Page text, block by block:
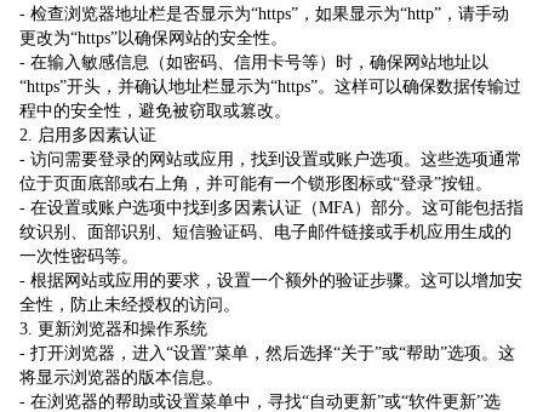
- 检查浏览器地址栏是否显示为“https”，如果显示为“http”，请手动
更改为“https”以确保网站的安全性。
- 在输入敏感信息（如密码、信用卡号等）时，确保网站地址以
“https”开头，并确认地址栏显示为“https”。这样可以确保数据传输过
程中的安全性，避免被窃取或篡改。
2. 启用多因素认证
- 访问需要登录的网站或应用，找到设置或账户选项。这些选项通常
位于页面底部或右上角，并可能有一个锁形图标或“登录”按钮。
- 在设置或账户选项中找到多因素认证（MFA）部分。这可能包括指
纹识别、面部识别、短信验证码、电子邮件链接或手机应用生成的
一次性密码等。
- 根据网站或应用的要求，设置一个额外的验证步骤。这可以增加安
全性，防止未经授权的访问。
3. 更新浏览器和操作系统
- 打开浏览器，进入“设置”菜单，然后选择“关于”或“帮助”选项。这
将显示浏览器的版本信息。
- 在浏览器的帮助或设置菜单中，寻找“自动更新”或“软件更新”选